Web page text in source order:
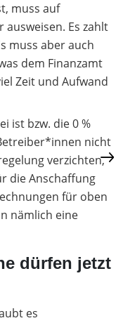
muss auf
ausweisen. Es zahlt
muss aber auch
dem Finanzamt
Zeit und Aufwand
ist bzw. die 0 %
nicht
verzichten,
die Anschaffung
für oben
nämlich eine
dürfen jetzt
es